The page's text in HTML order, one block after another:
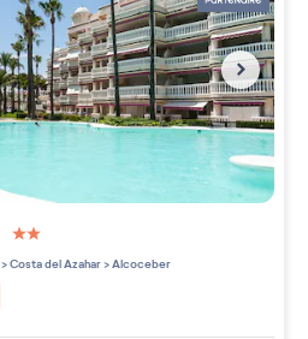
2 étoiles sur 5
>Costa del Azahar>Alcoceber